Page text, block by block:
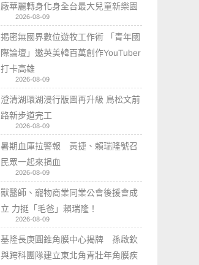
廠華麗轉身化身全台最大兒童新樂園
2026-08-09
揭密無國界數位遊牧工作術 「青年國
際論壇」邀英美韓百萬創作YouTuber
打卡高雄
2026-08-09
澄清湖環湖漫行版圖再升級 鳥松文前
路新步道完工
2026-08-09
暑期血庫拉警報 黃捷、賴瑞隆號召
民眾一起來捐血
2026-08-09
獸醫師、寵物商業同業公會後援會成
立 力挺「毛爸」賴瑞隆！
2026-08-09
基隆長庚圓錐角膜中心揭牌 孫啟欽
與跨科團隊建立東北角青壯年角膜疾